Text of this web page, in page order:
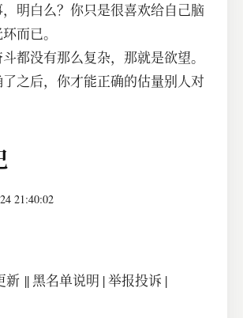
明白么？你只是很喜欢给自己脑
而已。
都没有那么复杂，那就是欲望。
之后，你才能正确的估量别人对
21:40:02
新||黑名单说明 |举报投诉 |